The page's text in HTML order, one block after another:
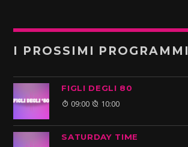
I PROSSIMI PROGRAMMI
FIGLI DEGLI 80
09:00 10:00
SATURDAY TIME